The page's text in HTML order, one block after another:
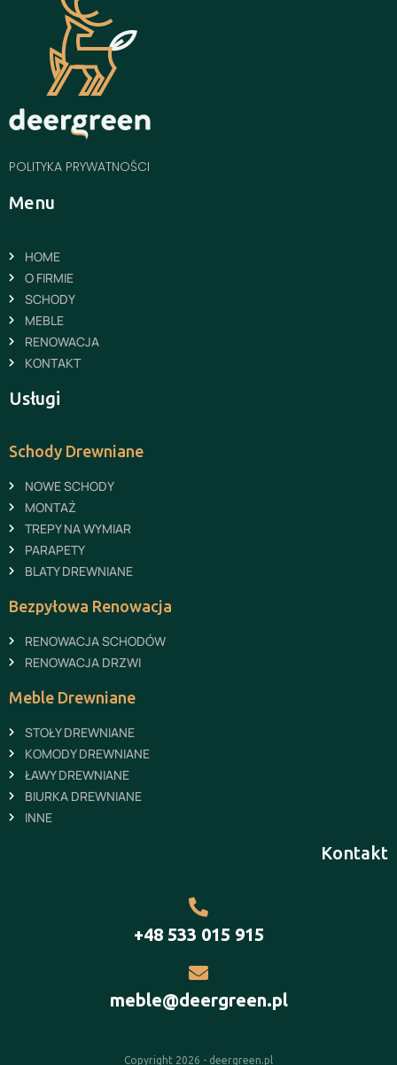
POLITYKA PRYWATNOŚCI
Menu
HOME
O FIRMIE
SCHODY
MEBLE
RENOWACJA
KONTAKT
Usługi
Schody Drewniane
NOWE SCHODY
MONTAŻ
TREPY NA WYMIAR
PARAPETY
BLATY DREWNIANE
Bezpyłowa Renowacja
RENOWACJA SCHODÓW
RENOWACJA DRZWI
Meble Drewniane
STOŁY DREWNIANE
KOMODY DREWNIANE
ŁAWY DREWNIANE
BIURKA DREWNIANE
INNE
Kontakt
+48 533 015 915
meble@deergreen.pl
Copyright 2026 - deergreen.pl